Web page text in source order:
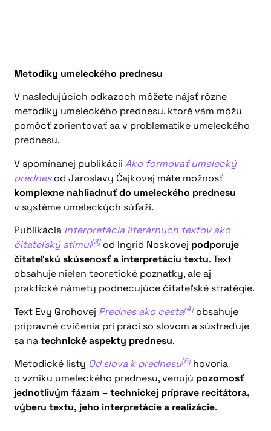
Metodiky umeleckého prednesu
V nasledujúcich odkazoch môžete nájsť rôzne
metodiky umeleckého prednesu, ktoré vám môžu
pomôcť zorientovať sa v problematike umeleckého
prednesu.
V spomínanej publikáciiAko formovať umelecký
prednesod Jaroslavy Čajkovej máte možnosť
komplexne nahliadnuť do umeleckého prednesu
v systéme umeleckých súťaží.
Publikácia Interpretácia literárnych textov ako
čitateľský stimul[3]od Ingrid Noskovej podporuje
čitateľskú skúsenosť a interpretáciu textu. Text
obsahuje nielen teoretické poznatky, ale aj
praktické námety podnecujúce čitateľské stratégie.
Text Evy Grohovej Prednes ako cesta[4]obsahuje
prípravné cvičenia pri práci so slovom a sústreďuje
sa natechnické aspekty prednesu.
Metodické listy Od slova k prednesu[5]hovoria
o vzniku umeleckého prednesu, venujú pozornosť
jednotlivým fázam – technickej príprave recitátora,
výberu textu, jeho interpretácie a realizácie.